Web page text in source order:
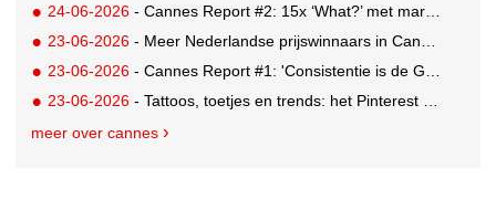
24-06-2026 - Cannes Report #2: 15x ‘What?’ met marketing-enfant terrible Andrew Tindall
23-06-2026 - Meer Nederlandse prijswinnaars in Cannes: Brons en Zilver voor GUT
23-06-2026 - Cannes Report #1: 'Consistentie is de GOAT'
23-06-2026 - Tattoos, toetjes en trends: het Pinterest Manifestival zet inspiratie om in iets tastbaars
meer over cannes